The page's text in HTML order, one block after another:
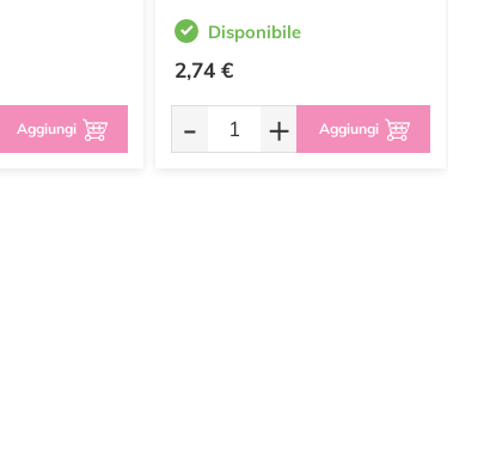
Aggiungi
Disponibile
2,74 €
- + Aggiungi